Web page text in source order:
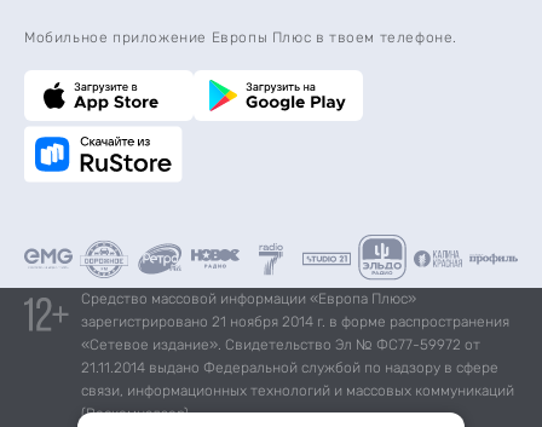
Мобильное приложение Европы Плюс в твоем телефоне.
Средство массовой информации «Европа Плюс»
зарегистрировано 21 ноября 2014 г. в форме распространения
«Сетевое издание». Свидетельство Эл № ФС77-59972 от
21.11.2014 выдано Федеральной службой по надзору в сфере
связи, информационных технологий и массовых коммуникаций
(Роскомнадзор).